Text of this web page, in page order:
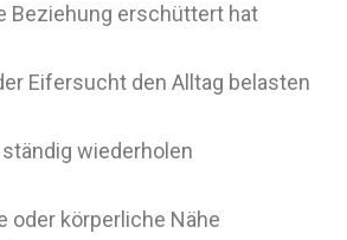
Beziehung erschüttert hat
Eifersucht den Alltag belasten
wiederholen
oder körperliche Nähe